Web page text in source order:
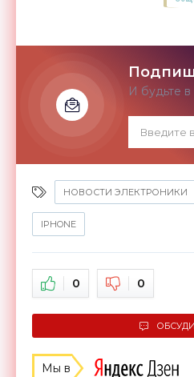
И будьте
НОВОСТИ ЭЛЕКТРОНИКИ
IPHONE
0 0
Мы в